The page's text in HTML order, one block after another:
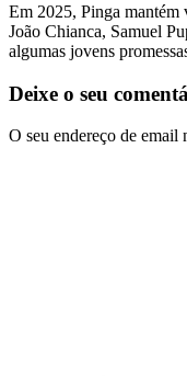
Em 2025, Pinga
João Chianca, Samuel
algumas jovens
Deixe o seu
O seu endereço de email